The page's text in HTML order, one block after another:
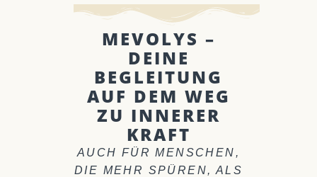
MEVOLYS –
DEINE
BEGLEITUNG
AUF DEM WEG
ZU INNERER
KRAFT
AUCH FÜR MENSCHEN,
DIE MEHR SPÜREN, ALS